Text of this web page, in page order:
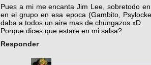
Pues a mi me encanta Jim Lee, sobretodo
en el grupo en esa epoca (Gambito,
daba a todos un aire mas de chungazos xD
Porque dices que estare en mi salsa?
Responder